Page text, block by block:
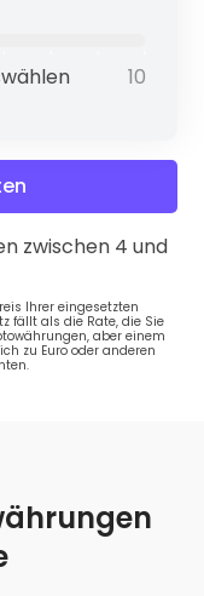
6 %zwischen 4 und
Ihrer eingesetzten
fällt als die Rate, die Sie
aber einem
zu Euro oder anderen